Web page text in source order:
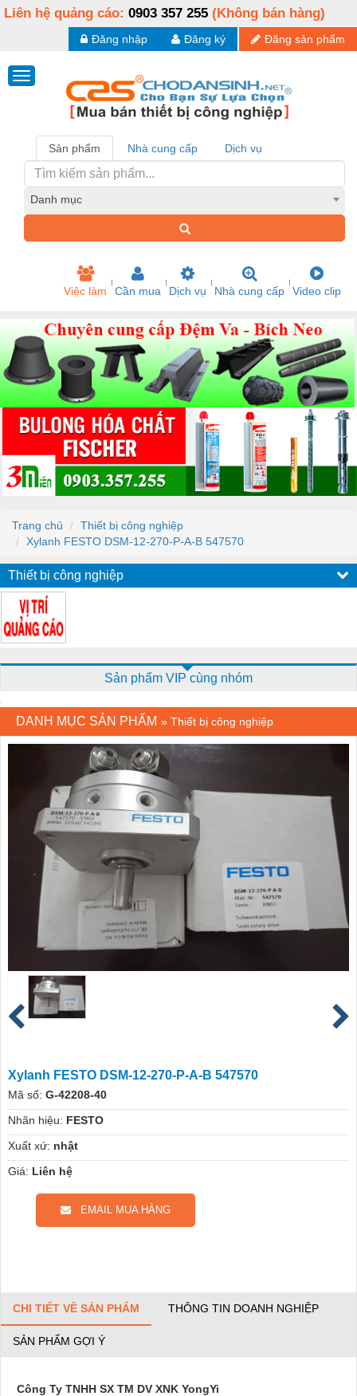
Liên hệ quảng cáo: 0903 357 255 (Không bán hàng)
Đăng sản phẩm
Đăng ký
Đăng nhập
Sản phẩm Nhà cung cấp Dịch vụ
Danh mục
Việc làm Cần mua Dịch vụ Nhà cung cấp Video clip
Trang chủ
Thiết bị công nghiệp
Xylanh FESTO DSM-12-270-P-A-B 547570
Thiết bị công nghiệp
Sản phẩm VIP cùng nhóm
DANH MỤC SẢN PHẨM » Thiết bị công nghiệp
Xylanh FESTO DSM-12-270-P-A-B 547570
Mã số: G-42208-40
Nhãn hiệu: FESTO
Xuất xứ: nhật
Giá: Liên hệ
EMAIL MUA HÀNG
CHI TIẾT VỀ SẢN PHẨM THÔNG TIN DOANH NGHIỆP
SẢN PHẨM GỢI Ý
Công Ty TNHH SX TM DV XNK YongYi